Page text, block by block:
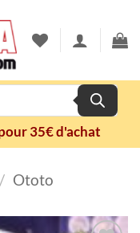
35€ d'achat
/ Ototo